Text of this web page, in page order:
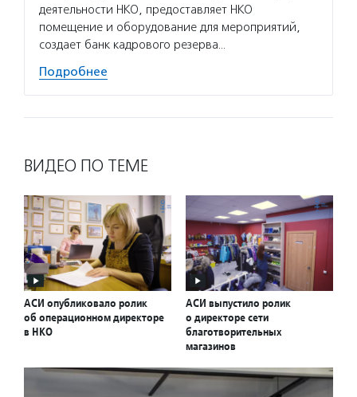
деятельности НКО, предоставляет НКО
помещение и оборудование для мероприятий,
создает банк кадрового резерва…
Подробнее
ВИДЕО ПО ТЕМЕ
АСИ опубликовало ролик
об операционном директоре
в НКО
АСИ выпустило ролик
о директоре сети
благотворительных
магазинов